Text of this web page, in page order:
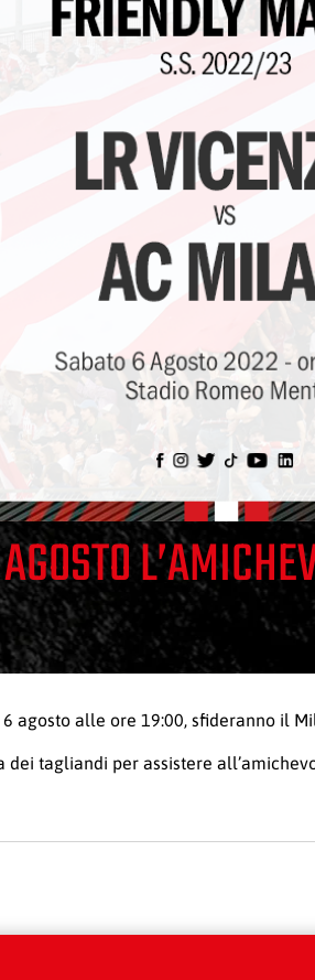
agosto alle ore 19:00, sfideranno il
tagliandi per assistere